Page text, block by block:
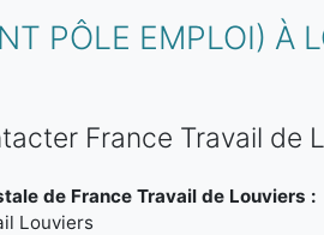
PÔLE EMPLOI) À
France Travail de
de France Travail de Louviers :
Louviers